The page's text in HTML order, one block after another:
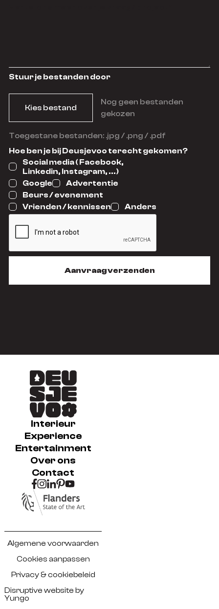
Stuur je bestanden door
Kies bestand
Nog geen bestanden
gekozen
Toegestane bestanden: .jpg / .png / .pdf
Hoe ben je bij Deusjevoo terecht gekomen?
Social media ( Facebook,
Linkedin, Instagram, ...)
Google
Advertentie
Beurs / evenement
Vrienden / kennissen
Anders
Interieur
Experience
Entertainment
Over ons
Contact
Algemene voorwaarden
Cookies aanpassen
Privacy & cookiebeleid
Disruptive website by
Yungo
Experience
Entertainment
Algemene voorwaarden
Cookies aanpassen
Privacy & cookiebeleid
Disruptive website by Yungo